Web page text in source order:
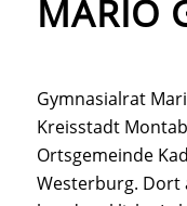
MARIO
Gymnasialrat
Kreisstadt
Ortsgemeinde
Westerburg. Dort